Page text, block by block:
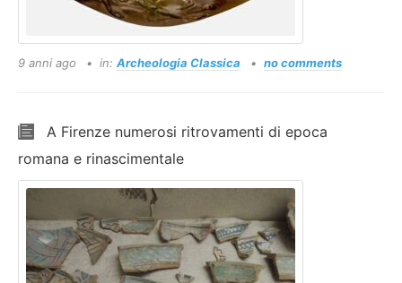
9 anni ago in: Archeologia Classica no comments
A Firenze numerosi ritrovamenti di epoca
romana e rinascimentale